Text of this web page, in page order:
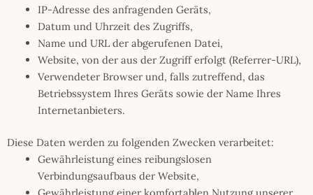
IP-Adresse des anfragenden Geräts,
Datum und Uhrzeit des Zugriffs,
Name und URL der abgerufenen Datei,
Website, von der aus der Zugriff erfolgt (Referrer-URL),
Verwendeter Browser und, falls zutreffend, das
Betriebssystem Ihres Geräts sowie der Name Ihres
Internetanbieters.
Diese Daten werden zu folgenden Zwecken verarbeitet:
Gewährleistung eines reibungslosen
Verbindungsaufbaus der Website,